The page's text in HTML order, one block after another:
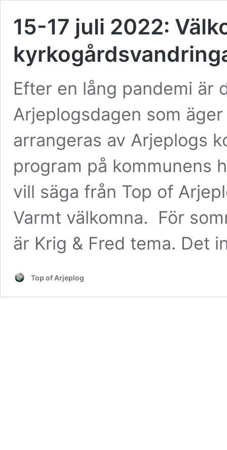
15-17 juli 2022:
Efter en lång pandemi är
Arjeplogsdagen som
arrangeras av Arjeplogs
program på kommunens
vill säga från Top of
Varmt välkomna. För
är Krig & Fred tema. Det
Top of Arjeplog